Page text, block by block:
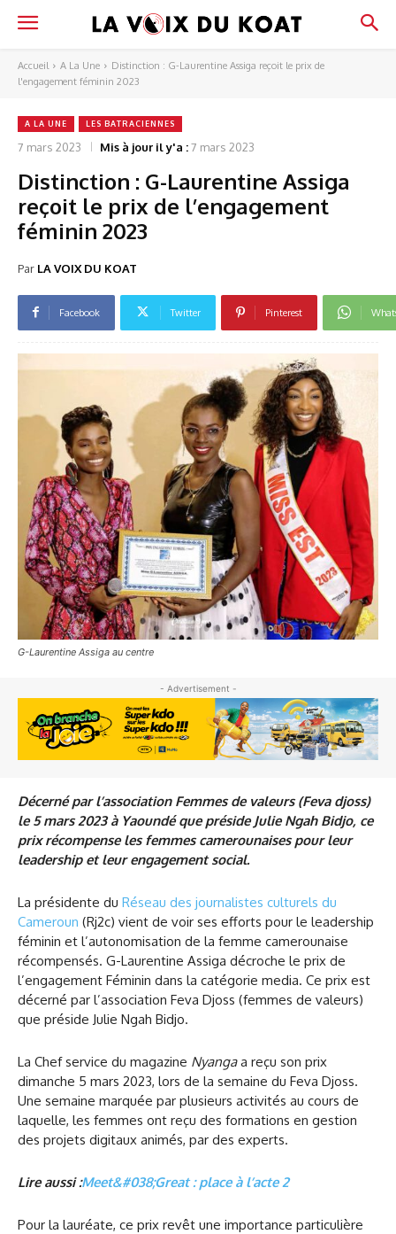
Accueil A La Une
Distinction : G-Laurentine Assiga reçoit le prix de
l'engagement féminin 2023
A LA UNE LES BATRACIENNES
7 mars 2023 Mis à jour il y'a :7 mars 2023
Distinction : G-Laurentine Assiga
reçoit le prix de l’engagement
féminin 2023
Par LA VOIX DU KOAT
Facebook Twitter Pinterest
G-Laurentine Assiga au centre
- Advertisement -
Décerné par l’association Femmes de valeurs (Feva djoss)
le 5 mars 2023 à Yaoundé que préside Julie Ngah Bidjo, ce
prix récompense les femmes camerounaises pour leur
leadership et leur engagement social.
La présidente du Réseau des journalistes culturels du
Cameroun (Rj2c) vient de voir ses efforts pour le leadership
féminin et l’autonomisation de la femme camerounaise
récompensés. G-Laurentine Assiga décroche le prix de
l’engagement Féminin dans la catégorie media. Ce prix est
décerné par l’association Feva Djoss (femmes de valeurs)
que préside Julie Ngah Bidjo.
La Chef service du magazine Nyangaa reçu son prix
dimanche 5 mars 2023, lors de la semaine du Feva Djoss.
Une semaine marquée par plusieurs activités au cours de
laquelle, les femmes ont reçu des formations en gestion
des projets digitaux animés, par des experts.
Lire aussi :Meet&#038;Great : place à l’acte 2
Pour la lauréate, ce prix revêt une importance particulière